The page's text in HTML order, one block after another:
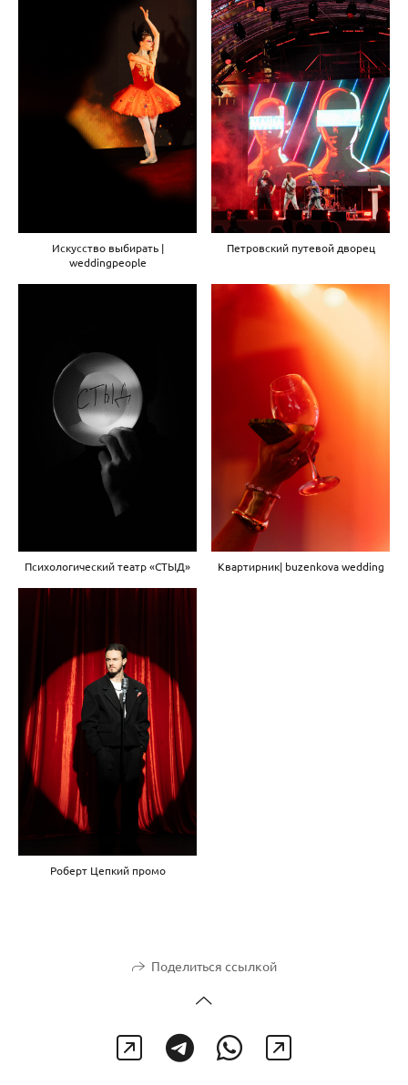
Искусство выбирать |
weddingpeople
Петровский путевой дворец
Психологический театр «СТЫД» Квартирник| buzenkova wedding
Роберт Цепкий промо
Поделиться ссылкой